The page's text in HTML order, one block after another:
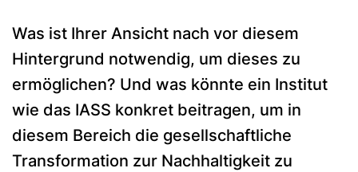
Was ist Ihrer Ansicht nach vor diesem
Hintergrund notwendig, um dieses zu
ermöglichen? Und was könnte ein Institut
wie das IASS konkret beitragen, um in
diesem Bereich die gesellschaftliche
Transformation zur Nachhaltigkeit zu